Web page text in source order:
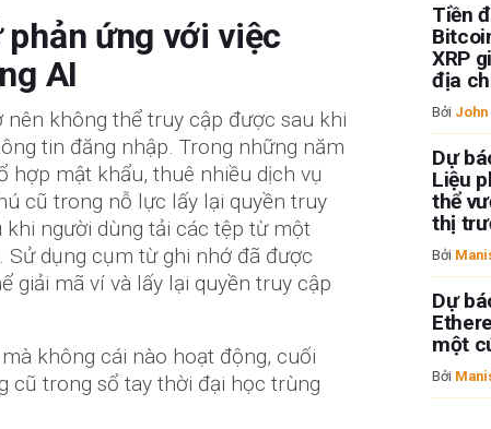
ứng với việc
AI
không thể truy cập được sau khi
tin đăng nhập. Trong những năm
hợp mật khẩu, thuê nhiều dịch vụ
cũ trong nỗ lực lấy lại quyền truy
người dùng tải các tệp từ một
Sử dụng cụm từ ghi nhớ đã được
giải mã ví và lấy lại quyền truy cập
không cái nào hoạt động, cuối
cũ trong sổ tay thời đại học trùng
Tiền
XRP
địa
Bởi
Dự
Liệu
thể
thị
Bởi
Dự
một
Bởi